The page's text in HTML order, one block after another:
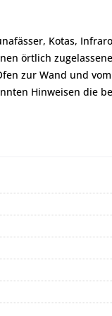
Kotas,
örtlich
zur Wand und
Hinweisen die